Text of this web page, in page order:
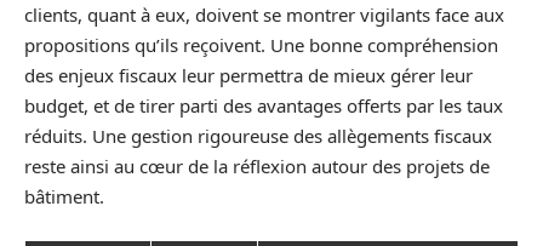
clients, quant à eux, doivent se montrer vigilants face aux
propositions qu’ils reçoivent. Une bonne compréhension
des enjeux fiscaux leur permettra de mieux gérer leur
budget, et de tirer parti des avantages offerts par les taux
réduits. Une gestion rigoureuse des allègements fiscaux
reste ainsi au cœur de la réflexion autour des projets de
bâtiment.